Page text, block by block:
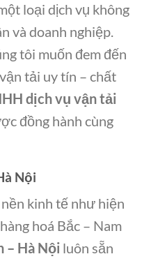
loại dịch vụ không
và doanh nghiệp.
tôi muốn đem đến
tải uy tín – chất
dịch vụ vận tải
đồng hành cùng
Nội
kinh tế như hiện
hoá Bắc – Nam
– Hà Nội luôn sẵn